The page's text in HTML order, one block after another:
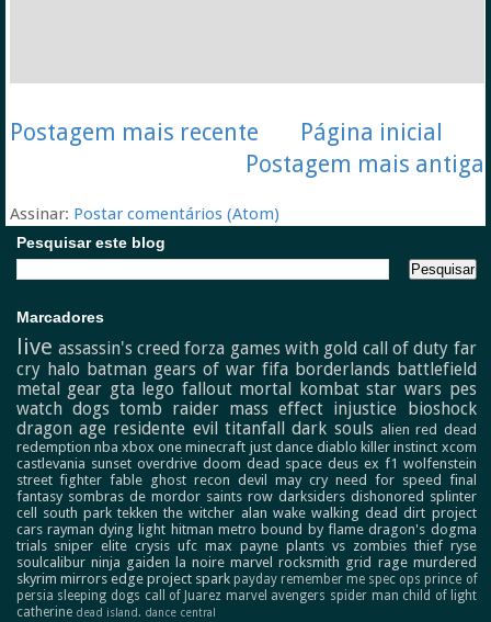
Postagem mais recente
Postagem mais antiga
Página inicial
Assinar: Postar comentários (Atom)
Pesquisar este blog
Marcadores
live assassin's creed forza games with gold call of duty far
cry halo batman gears of war fifa borderlands battlefield
metal gear gta lego fallout mortal kombat star wars pes
watch dogs tomb raider mass effect injustice
bioshock
dragon age residente evil titanfall dark souls alien red dead
redemption nba xbox one minecraft just dance diablo killer instinct xcom
castlevania sunset overdrive doom dead space deus ex f1 wolfenstein
street fighter fable ghost recon devil may cry need for speed final
fantasy sombras de mordor saints row darksiders dishonored splinter
cell
south park tekken the witcher alan wake walking dead dirt project
cars rayman dying light hitman metro bound by flame dragon's dogma
trials sniper elite crysis ufc max payne plants vs zombies thief ryse
soulcalibur ninja gaiden la noire marvel rocksmith grid rage murdered
skyrim mirrors edge project spark payday remember me spec ops prince of
persia sleeping dogs call of Juarez marvel avengers spider man child of light
catherine dead island. dance central